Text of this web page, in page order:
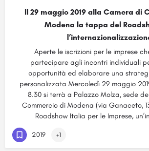
Il 29 maggio 2019 alla Camera di
Modena la tappa del
Aperte le iscrizioni per le imprese
partecipare agli incontri individuali
opportunità ed elaborare una
personalizzata Mercoledì 29 maggio
8.30 si terrà a Palazzo Molza, sede
Commercio di Modena (via Ganaceto,
Roadshow Italia per le Imprese,
2019 +1